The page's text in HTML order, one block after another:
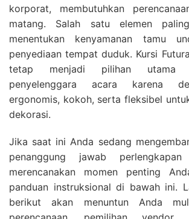
korporat, membutuhkan
matang. Salah satu elemen
menentukan kenyamanan tamu
penyediaan tempat duduk. Kursi
tetap menjadi pilihan utama
penyelenggara acara karena
ergonomis, kokoh, serta fleksibel
dekorasi.
Jika saat ini Anda sedang
penanggung jawab
merencanakan momen penting
panduan instruksional di bawah ini.
berikut akan menuntun Anda